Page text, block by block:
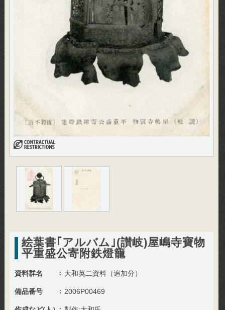
絵葉書｢アルバム｣(讃岐)屋嶋寺寶物
平重盛公寄附鉄燈籠
資料群名 大和英二資料（追加分）
備品番号 2006P00469